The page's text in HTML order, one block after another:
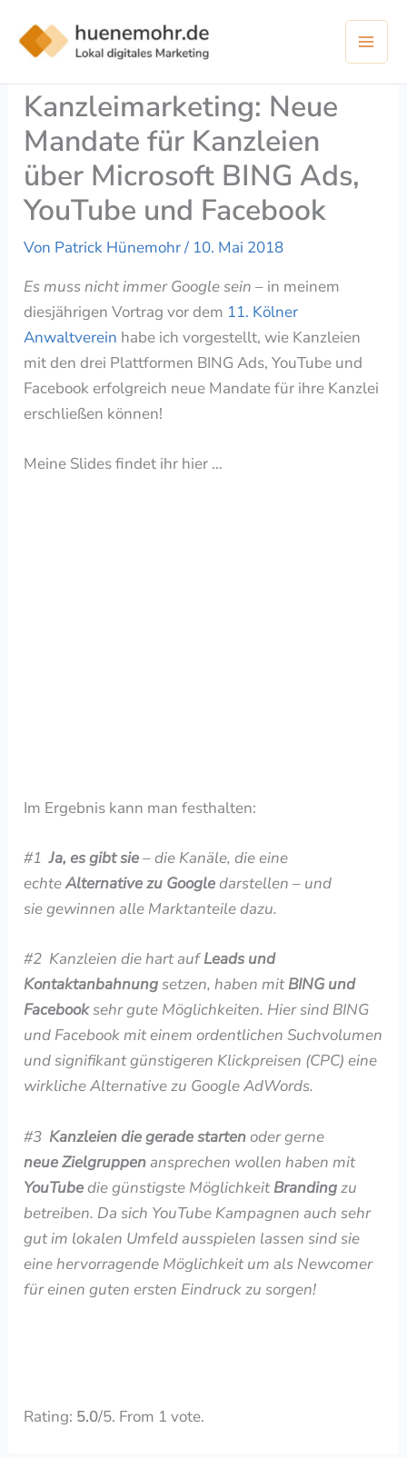
Inhalt
springen
Kanzleimarketing: Neue
Mandate für Kanzleien
über Microsoft BING Ads,
YouTube und Facebook
Von Patrick Hünemohr/ 10. Mai 2018
Es muss nicht immer Google sein – in meinem
diesjährigen Vortrag vor dem 11. Kölner
Anwaltverein habe ich vorgestellt, wie Kanzleien
mit den drei Plattformen BING Ads, YouTube und
Facebook erfolgreich neue Mandate für ihre Kanzlei
erschließen können!
Meine Slides findet ihr hier …
Im Ergebnis kann man festhalten:
#1Ja, es gibt sie– die Kanäle, die eine
echteAlternative zu Googledarstellen – und
sie gewinnen alle Marktanteile dazu.
#2 Kanzleien die hart aufLeads und
Kontaktanbahnung setzen, haben mit BING und
Facebooksehr gute Möglichkeiten. Hier sind BING
und Facebook mit einem ordentlichen Suchvolumen
und signifikant günstigeren Klickpreisen (CPC) eine
wirkliche Alternative zu Google AdWords.
#3 Kanzleien die gerade startenoder gerne
neueZielgruppenansprechen wollen haben mit
YouTubedie günstigste Möglichkeit Brandingzu
betreiben. Da sich YouTube Kampagnen auch sehr
gut im lokalen Umfeld ausspielen lassen sind sie
eine hervorragende Möglichkeit um als Newcomer
für einen guten ersten Eindruck zu sorgen!
Rating: 5.0/5. From 1 vote.